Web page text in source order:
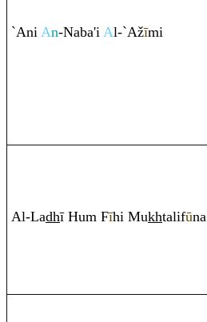
`Ani An-Naba'i Al-`Ažīmi
Al-Ladhī Hum Fīhi Mukhtalifūna